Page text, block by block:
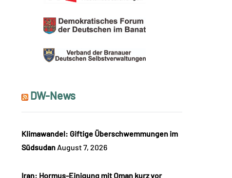
DW-News
Klimawandel: Giftige Überschwemmungen im
Südsudan August 7, 2026
Iran: Hormus-Einigung mit Oman kurz vor